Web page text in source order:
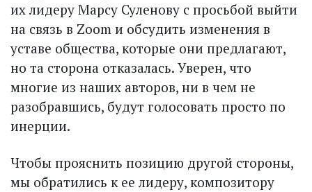
их лидеру Марсу Суленову с просьбой выйти
на связь в Zoom и обсудить изменения в
уставе общества, которые они предлагают,
но та сторона отказалась. Уверен, что
многие из наших авторов, ни в чем не
разобравшись, будут голосовать просто по
инерции.
Чтобы прояснить позицию другой стороны,
мы обратились к ее лидеру, композитору